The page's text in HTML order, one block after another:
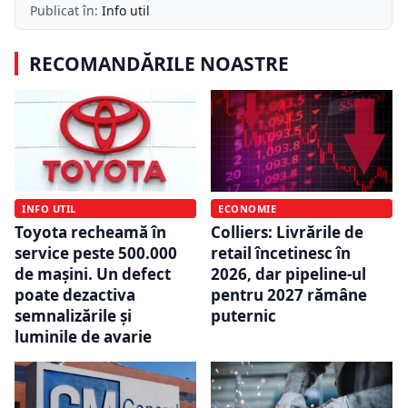
Publicat în: Info util
RECOMANDĂRILE NOASTRE
INFO UTIL
Toyota recheamă în
service peste 500.000
de mașini. Un defect
poate dezactiva
semnalizările și
luminile de avarie
ECONOMIE
Colliers: Livrările de
retail încetinesc în
2026, dar pipeline-ul
pentru 2027 rămâne
puternic